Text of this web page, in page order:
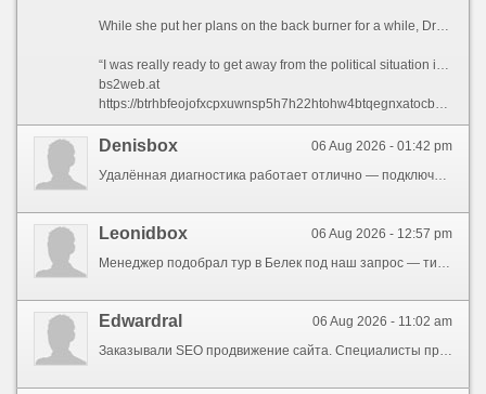
While she put her plans on the back burner for a while, Dreyfuss says that the Covid-19 pandemic in 2021 ultimately prompted her to finally leave the US permanently.
“I was really ready to get away from the political situation in the United States,” she admits.
bs2web.at
https://btrhbfeojofxcpxuwnsp5h7h22htohw4btqegnxatocbkgdlfiawhyid.ltd
06 Aug 2026 - 01:42 pm
Denisbox
Удалённая диагностика работает отлично — подключаются к бортовой системе за минуту, решают вопросы без выезда. Большинство задач закрывается за 15-30 минут не останавливая работу. маневровый локомобиль Казахстан
06 Aug 2026 - 12:57 pm
Leonidbox
Менеджер подобрал тур в Белек под наш запрос — тихий отель, хороший пляж, без шумной анимации. Именно то что нужно для спокойного отдыха без детей. Всё совпало с ожиданиями. отдых в Турции из Москвы
06 Aug 2026 - 11:02 am
Edwardral
Заказывали SEO продвижение сайта. Специалисты провели анализ, нашли ошибки и подготовили план развития проекта. Все объясняют понятно, работа ведётся прозрачно. поисковое продвижение сайта